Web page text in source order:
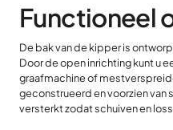
Functioneel
De bak van de kipper is
Door de open inrichting kunt u
graafmachine of
geconstrueerd en voorzien van
versterkt zodat schuiven en